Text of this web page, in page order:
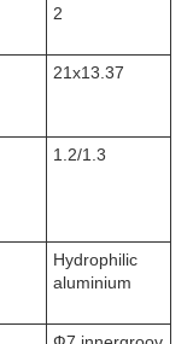
2
21x13.37
1.2/1.3
Hydrophilic
aluminium